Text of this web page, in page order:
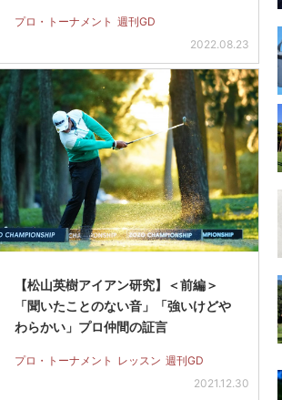
プロ・トーナメント 週刊GD
2022.08.23
【松山英樹アイアン研究】＜前編＞
「聞いたことのない音」「強いけどや
わらかい」プロ仲間の証言
プロ・トーナメント レッスン 週刊GD
2021.12.30